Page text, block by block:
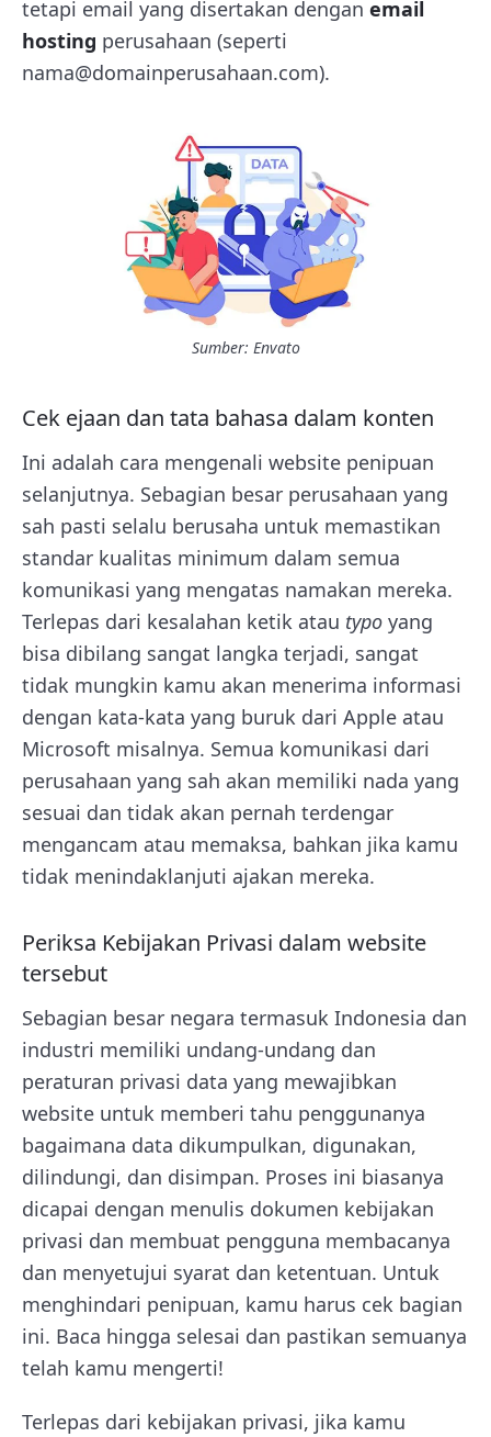
tetapi email yang disertakan dengan email
hosting perusahaan (seperti
nama@domainperusahaan.com).
Sumber: Envato
Cek ejaan dan tata bahasa dalam konten
Ini adalah cara mengenali website penipuan
selanjutnya. Sebagian besar perusahaan yang
sah pasti selalu berusaha untuk memastikan
standar kualitas minimum dalam semua
komunikasi yang mengatas namakan mereka.
Terlepas dari kesalahan ketik atau typo yang
bisa dibilang sangat langka terjadi, sangat
tidak mungkin kamu akan menerima informasi
dengan kata-kata yang buruk dari Apple atau
Microsoft misalnya. Semua komunikasi dari
perusahaan yang sah akan memiliki nada yang
sesuai dan tidak akan pernah terdengar
mengancam atau memaksa, bahkan jika kamu
tidak menindaklanjuti ajakan mereka.
Periksa Kebijakan Privasi dalam website
tersebut
Sebagian besar negara termasuk Indonesia dan
industri memiliki undang-undang dan
peraturan privasi data yang mewajibkan
website untuk memberi tahu penggunanya
bagaimana data dikumpulkan, digunakan,
dilindungi, dan disimpan. Proses ini biasanya
dicapai dengan menulis dokumen kebijakan
privasi dan membuat pengguna membacanya
dan menyetujui syarat dan ketentuan. Untuk
menghindari penipuan, kamu harus cek bagian
ini. Baca hingga selesai dan pastikan semuanya
telah kamu mengerti!
Terlepas dari kebijakan privasi, jika kamu